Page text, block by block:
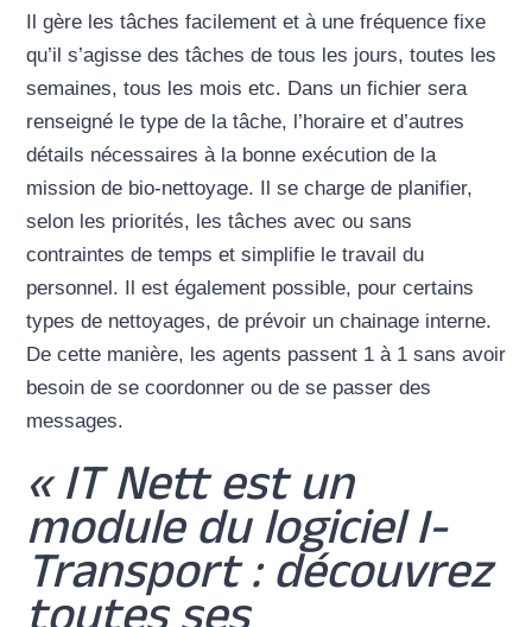
Il gère les tâches facilement et à une fréquence fixe
qu’il s’agisse des tâches de tous les jours, toutes les
semaines, tous les mois etc. Dans un fichier sera
renseigné le type de la tâche, l’horaire et d’autres
détails nécessaires à la bonne exécution de la
mission de bio-nettoyage. Il se charge de planifier,
selon les priorités, les tâches avec ou sans
contraintes de temps et simplifie le travail du
personnel. Il est également possible, pour certains
types de nettoyages, de prévoir un chainage interne.
De cette manière, les agents passent 1 à 1 sans avoir
besoin de se coordonner ou de se passer des
messages.
« IT Nett est un
module du logiciel I-
Transport : découvrez